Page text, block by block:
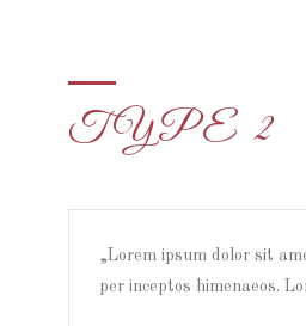
TYPE 2
Lorem ipsum dolor sit
per inceptos himenaeos.